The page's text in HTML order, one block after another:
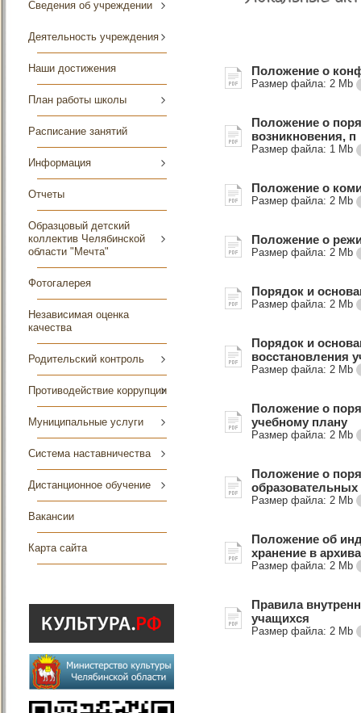
Сведения об учреждении
Деятельность учреждения
Наши достижения
План работы школы
Расписание занятий
Информация
Отчеты
Образцовый детский
коллектив Челябинской
области "Мечта"
Фотогалерея
Независимая оценка
качества
Родительский контроль
Противодействие коррупции
Муниципальные услуги
Система наставничества
Дистанционное обучение
Вакансии
Карта сайта
Положение о
Размер файла:2 Mb
Положение о
возникновения, п
Размер файла: 1 Mb
Положение о
Размер файла: 2 Mb
Положение о
Размер файла: 2 Mb
Порядок и
Размер файла: 2 Mb
Порядок и
восстановления
Размер файла: 2 Mb
Положение о
учебному плану
Размер файла: 2 Mb
Положение о
образовательных
Размер файла: 2 Mb
Положение об
хранение в архива
Размер файла: 2 Mb
Правила
учащихся
Размер файла: 2 Mb